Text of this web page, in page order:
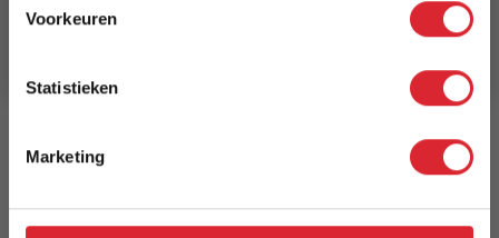
Voorkeuren
Statistieken
Marketing
Levertijd